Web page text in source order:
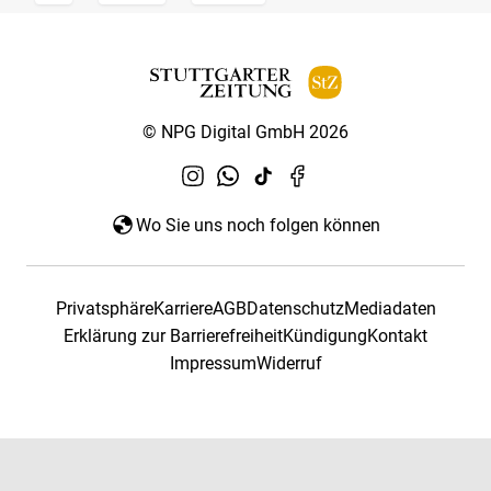
© NPG Digital GmbH 2026
Wo Sie uns noch folgen können
PrivatsphäreKarriereAGBDatenschutzMediadaten
Erklärung zur BarrierefreiheitKündigungKontakt
ImpressumWiderruf